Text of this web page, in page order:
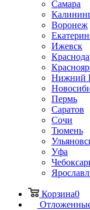
Самара
Воронеж
Ижевск
Нижний
Пермь
Саратов
Сочи
Тюмень
Уфа
Корзина0